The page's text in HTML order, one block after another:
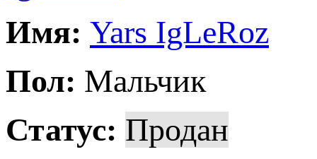
Имя: Yars IgLeRoz
Пол: Мальчик
Статус: Продан